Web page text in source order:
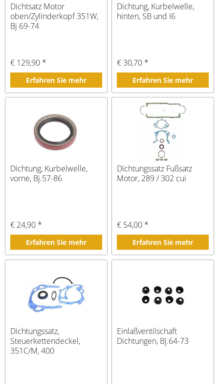
Dichtsatz Motor
oben/Zylinderkopf 351W,
Bj 69-74
€ 129,90 *
Erfahren Sie mehr
Dichtung, Kurbelwelle,
hinten, SB und I6
€ 30,70 *
Erfahren Sie mehr
Dichtung, Kurbelwelle,
vorne, Bj.57-86
€ 24,90 *
Erfahren Sie mehr
Dichtungssatz Fußsatz
Motor, 289 / 302 cui
€ 54,00 *
Erfahren Sie mehr
Dichtungssatz,
Steuerkettendeckel,
351C/M, 400
Einlaßventilschaft
Dichtungen, Bj.64-73